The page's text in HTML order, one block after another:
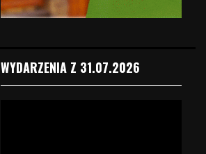
WYDARZENIA Z 31.07.2026